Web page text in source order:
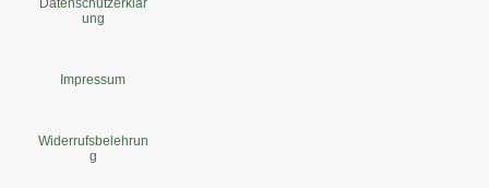
ung
Impressum
Widerrufsbelehrun
g